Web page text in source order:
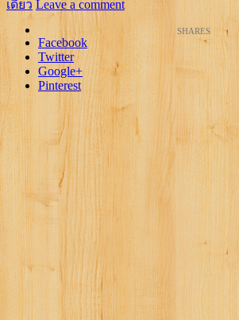
เดียว Leave a comment
Facebook
Twitter
Google+
Pinterest